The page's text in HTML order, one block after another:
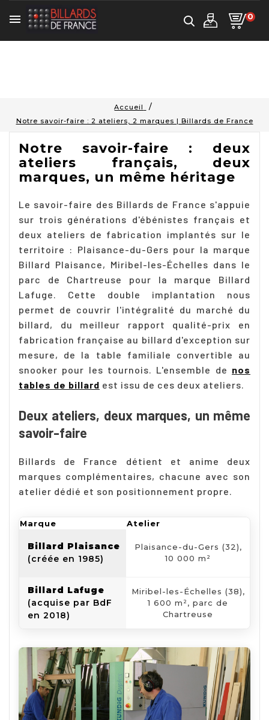
 0
Accueil
Notre savoir-faire : 2 ateliers, 2 marques | Billards de France
Notre savoir-faire : deux
ateliers français, deux
marques, un même héritage
Le savoir-faire des Billards de France s'appuie
sur trois générations d'ébénistes français et
deux ateliers de fabrication implantés sur le
territoire : Plaisance-du-Gers pour la marque
Billard Plaisance, Miribel-les-Échelles dans le
parc de Chartreuse pour la marque Billard
Lafuge. Cette double implantation nous
permet de couvrir l'intégralité du marché du
billard, du meilleur rapport qualité-prix en
fabrication française au billard d'exception sur
mesure, de la table familiale convertible au
snooker pour les tournois. L'ensemble de nos
tables de billard est issu de ces deux ateliers.
Deux ateliers, deux marques, un même
savoir-faire
Billards de France détient et anime deux
marques complémentaires, chacune avec son
atelier dédié et son positionnement propre.
Marque Atelier
Billard Plaisance
(créée en 1985)
Plaisance-du-Gers (32),
10 000 m²
Billard Lafuge
(acquise par BdF
en 2018)
Miribel-les-Échelles (38),
1 600 m², parc de
Chartreuse